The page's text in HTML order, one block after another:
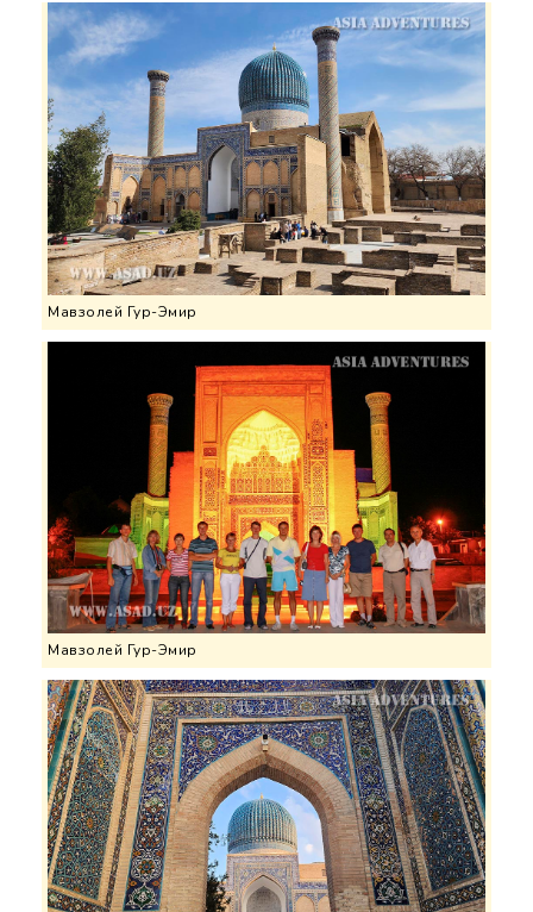
Мавзолей Гур-Эмир
Мавзолей Гур-Эмир